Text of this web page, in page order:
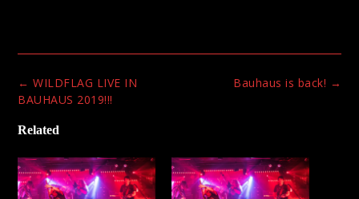
Post
navigation
Bauhaus is back! →
← WILDFLAG LIVE IN
BAUHAUS 2019!!!
Related